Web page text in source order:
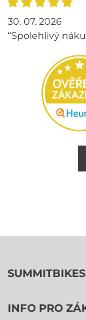
30. 07. 2026
“Spolehlivý
SUMMITBIKES
INFO PRO